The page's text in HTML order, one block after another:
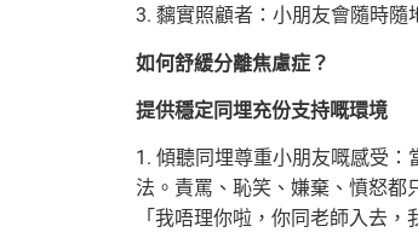
3. 黐實照顧者：小朋友會隨時隨
如何舒緩分離焦慮症？
提供穩定同埋充份支持嘅環境
1. 傾聽同埋尊重小朋友嘅感受
法。責罵、恥笑、嫌棄、憤怒都
「我唔理你啦，你同老師入去